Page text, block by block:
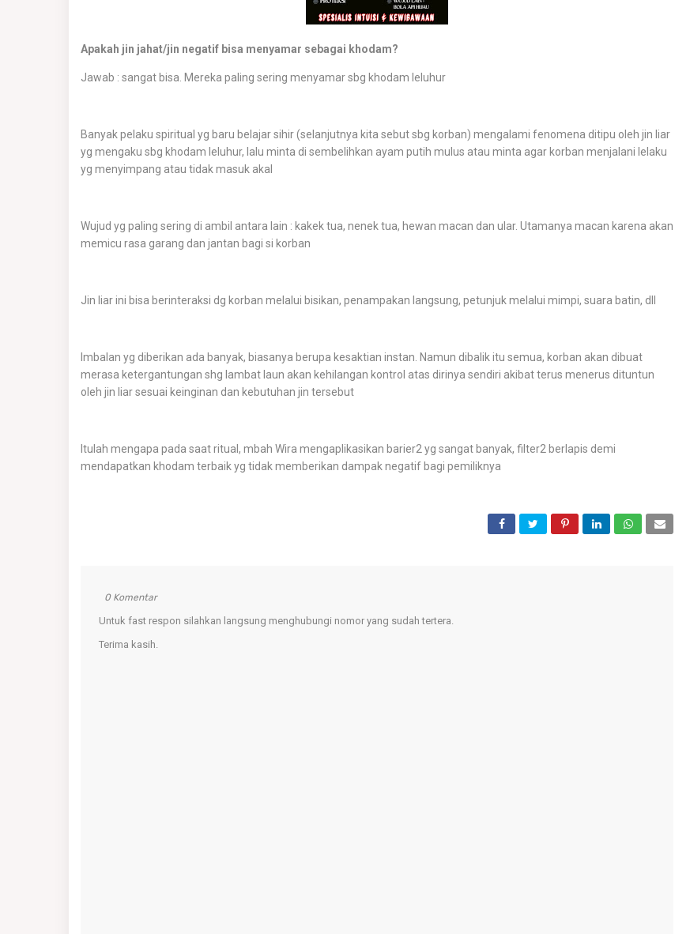
Apakah jin jahat/jin negatif bisa menyamar sebagai khodam?
Jawab : sangat bisa. Mereka paling sering menyamar sbg khodam leluhur
Banyak pelaku spiritual yg baru belajar sihir (selanjutnya kita sebut sbg korban) mengalami fenomena ditipu oleh jin liar
yg mengaku sbg khodam leluhur, lalu minta di sembelihkan ayam putih mulus atau minta agar korban menjalani lelaku
yg menyimpang atau tidak masuk akal
Wujud yg paling sering di ambil antara lain : kakek tua, nenek tua, hewan macan dan ular. Utamanya macan karena akan
memicu rasa garang dan jantan bagi si korban
Jin liar ini bisa berinteraksi dg korban melalui bisikan, penampakan langsung, petunjuk melalui mimpi, suara batin, dll
Imbalan yg diberikan ada banyak, biasanya berupa kesaktian instan. Namun dibalik itu semua, korban akan dibuat
merasa ketergantungan shg lambat laun akan kehilangan kontrol atas dirinya sendiri akibat terus menerus dituntun
oleh jin liar sesuai keinginan dan kebutuhan jin tersebut
Itulah mengapa pada saat ritual, mbah Wira mengaplikasikan barier2 yg sangat banyak, filter2 berlapis demi
mendapatkan khodam terbaik yg tidak memberikan dampak negatif bagi pemiliknya
0 Komentar
Untuk fast respon silahkan langsung menghubungi nomor yang sudah tertera.
Terima kasih.